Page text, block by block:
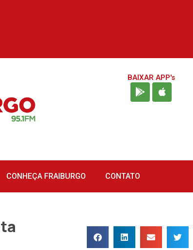
BAIXAR APP's
CONHEÇA FRAIBURGO CONTATO